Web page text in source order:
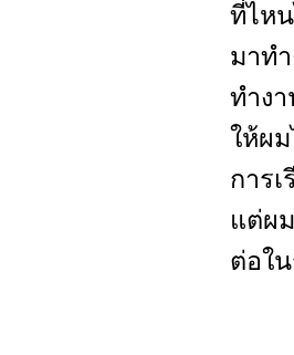
ที่ไห
มาท
ทำง
ให้ผ
การ
แต่ผ
ต่อใ